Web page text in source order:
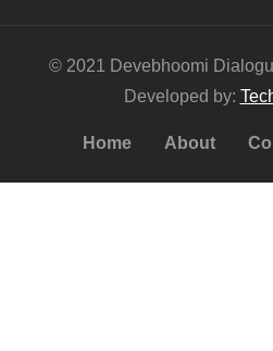
© 2021 Devebhoomi
Developed by:
Home About